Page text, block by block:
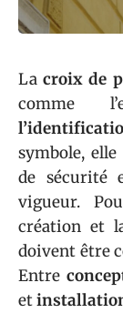
Lacroix de
comme
symbole,
de sécurité
vigueur.
création et
doivent être
Entre
et